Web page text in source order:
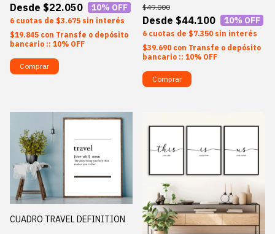
$22.050 10% OFF
6 $3.675 sin interés
$19.845 con Transfe o depósito
bancario :: 10% OFF
Comprar
$44.100
$49.000
10% OFF
6 $7.350 sin interés
$39.690 con Transfe o depósito
bancario :: 10% OFF
Comprar
CUADRO TRAVEL DEFINITION